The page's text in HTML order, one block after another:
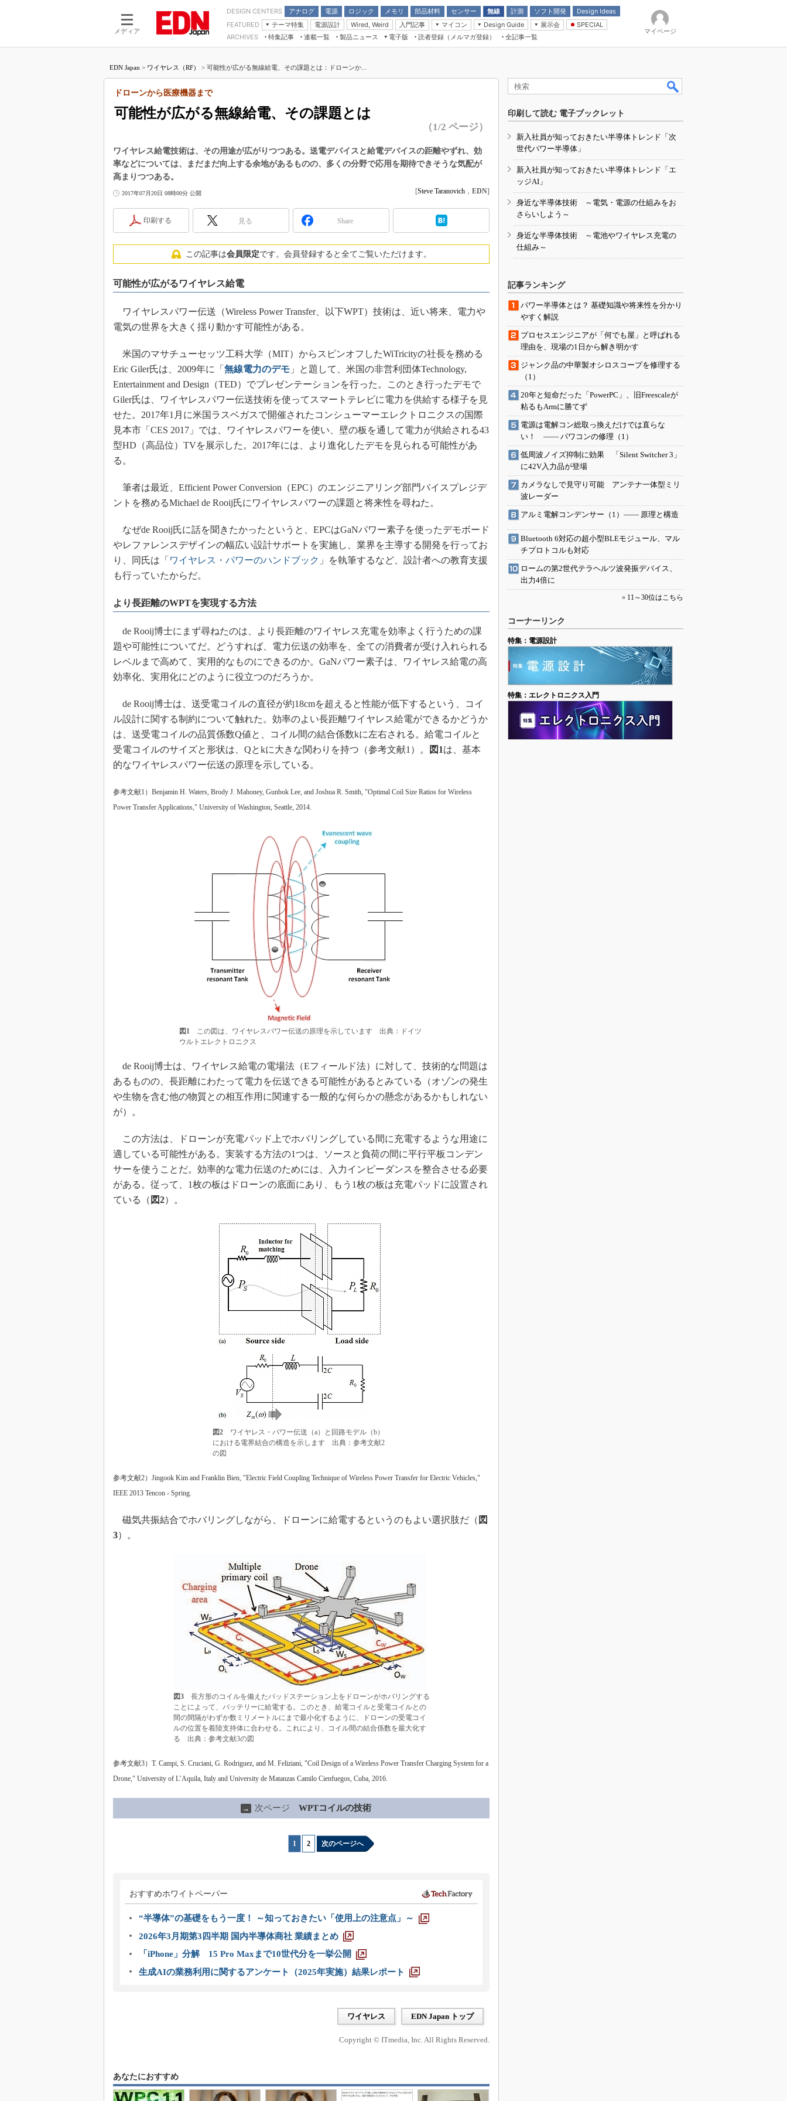
メディア
DESIGN CENTERS アナログ
電源
モーター
ロジック
LSI
メモリ
部品材料
受動部品
センサー 無線 計測 ソフト開発
Design Ideas
アナログ機能回路
計測とテスト
FEATURED
テーマ特集
つながるクルマ
エレクトロニクス入門
医療エレ（EE Times Japan）
製品解剖（EE Times Japan）
電源設計 Wired, Weird
入門記事
モーター入門
マイコン
マイコン講座
Design Guide
計測機器
展示会
CEATEC
組込み/エッジコンピューティング展
AUTOMOTIVE WORLD
SPECIAL
Microchip情報
ARCHIVES 特集記事
連載一覧
マイクロプロセッサ懐古録
中堅技術者に贈る電子部品“徹底”活
用講座
たった2つの式で始めるDC/DCコン
バーターの設計
Wired, Weird
Q&Aで学ぶマイコン講座
記録計／データロガーの基礎知識
アナログ設計のきほん／ADCとノイ
ズ編
座
「SPICEの仕組みとその活用設計」
最新記事一覧
計測器メーカーから見た5G
USB Type-Cの登場で評価試験はど
う変わる？
IoT時代の無線規格を知る【Thread
編】
IoT時代の無線規格を知る【Z-Wave
編】
製品ニュース
電子版
電子ブックレット
読者登録（メルマガ登録） 全記事一覧
マイページ
EDN Japan > ワイヤレス（RF） > 可能性が広がる無線給電、その課題とは：ドローンか...
可能性が広がる無線給電、その課題とは
ドローンから医療機器まで
（1/2 ページ）
ワイヤレス給電技術は、その用途が広がりつつある。送電デバイスと給電デバイスの距離やずれ、効
率などについては、まだまだ向上する余地があるものの、多くの分野で応用を期待できそうな気配が
高まりつつある。
2017年07月20日 08時00分 公開 [Steve Taranovich ， EDN]
印刷する 見る Share
この記事は会員限定です。会員登録すると全てご覧いただけます。
可能性が広がるワイヤレス給電
ワイヤレスパワー伝送（Wireless Power Transfer、以下WPT）技術は、近い将来、電力や
電気の世界を大きく揺り動かす可能性がある。
米国のマサチューセッツ工科大学（MIT）からスピンオフしたWiTricityの社長を務める
Eric Giler氏は、2009年に「 無線電力のデモ 」と題して、米国の非営利団体Technology,
Entertainment and Design（TED）でプレゼンテーションを行った。このとき行ったデモで
Giler氏は、ワイヤレスパワー伝送技術を使ってスマートテレビに電力を供給する様子を見
せた。2017年1月に米国ラスベガスで開催されたコンシューマーエレクトロニクスの国際
見本市「CES 2017」では、ワイヤレスパワーを使い、壁の板を通して電力が供給される43
型HD（高品位）TVを展示した。2017年には、より進化したデモを見られる可能性があ
る。
筆者は最近、Efficient Power Conversion（EPC）のエンジニアリング部門バイスプレジデ
ントを務めるMichael de Rooij氏にワイヤレスパワーの課題と将来性を尋ねた。
なぜde Rooij氏に話を聞きたかったというと、EPCはGaNパワー素子を使ったデモボード
やレファレンスデザインの幅広い設計サポートを実施し、業界を主導する開発を行ってお
り、同氏は「 ワイヤレス・パワーのハンドブック 」を執筆するなど、設計者への教育支援
も行っていたからだ。
より長距離のWPTを実現する方法
de Rooij博士にまず尋ねたのは、より長距離のワイヤレス充電を効率よく行うための課
題や可能性についてだ。どうすれば、電力伝送の効率を、全ての消費者が受け入れられる
レベルまで高めて、実用的なものにできるのか。GaNパワー素子は、ワイヤレス給電の高
効率化、実用化にどのように役立つのだろうか。
de Rooij博士は、送受電コイルの直径が約18cmを超えると性能が低下するという、コイ
ル設計に関する制約について触れた。効率のよい長距離ワイヤレス給電ができるかどうか
は、送受電コイルの品質係数Q値と、コイル間の結合係数kに左右される。給電コイルと
受電コイルのサイズと形状は、Qとkに大きな関わりを持つ（参考文献1）。
図1は、基本
的なワイヤレスパワー伝送の原理を示している。
参考文献1）Benjamin H. Waters, Brody J. Mahoney, Gunbok Lee, and Joshua R. Smith, "Optimal Coil Size Ratios for Wireless
Power Transfer Applications," University of Washington, Seattle, 2014.
図1 この図は、ワイヤレスパワー伝送の原理を示しています 出典：ドイツ
ウルトエレクトロニクス
de Rooij博士は、ワイヤレス給電の電場法（Eフィールド法）に対して、技術的な問題は
あるものの、長距離にわたって電力を伝送できる可能性があるとみている（オゾンの発生
や生物を含む他の物質との相互作用に関連する一般的な何らかの懸念があるかもしれない
が）。
この方法は、ドローンが充電パッド上でホバリングしている間に充電するような用途に
適している可能性がある。実装する方法の1つは、ソースと負荷の間に平行平板コンデン
サーを使うことだ。効率的な電力伝送のためには、入力インピーダンスを整合させる必要
がある。従って、1枚の板はドローンの底面にあり、もう1枚の板は充電パッドに設置され
ている（ 図2）。
図2ワイヤレス・パワー伝送（a）と回路モデル（b）
における電界結合の構造を示します 出典：参考文献2
の図
参考文献2）Jingook Kim and Franklin Bien, "Electric Field Coupling Technique of Wireless Power Transfer for Electric Vehicles,"
IEEE 2013 Tencon - Spring.
磁気共振結合でホバリングしながら、ドローンに給電するというのもよい選択肢だ（ 図
3）。
図3長方形のコイルを備えたパッドステーション上をドローンがホバリングする
ことによって、バッテリーに給電する。このとき、給電コイルと受電コイルとの
間の間隔がわずか数ミリメートルにまで最小化するように、ドローンの受電コイ
ルの位置を着陸支持体に合わせる。これにより、コイル間の結合係数を最大化す
る 出典：参考文献3の図
参考文献3）T. Campi, S. Cruciani, G. Rodriguez, and M. Feliziani, "Coil Design of a Wireless Power Transfer Charging System for a
Drone," University of L’Aquila, Italy and University de Matanzas Camilo Cienfuegos, Cuba, 2016.
→ 次ページ WPTコイルの技術
1 2 次のページへ
おすすめホワイトペーパー
“半導体”の基礎をもう一度！ ～知っておきたい「使用上の注意点」～
2026年3月期第3四半期 国内半導体商社 業績まとめ
「iPhone」分解 15 Pro Maxまで10世代分を一挙公開
生成AIの業務利用に関するアンケート（2025年実施）結果レポート
ワイヤレス EDN Japan トップ
Copyright © ITmedia, Inc. All Rights Reserved.
あなたにおすすめ
印刷して読む 電子ブックレット
新入社員が知っておきたい半導体トレンド「次
世代パワー半導体」
新入社員が知っておきたい半導体トレンド「エ
ッジAI」
身近な半導体技術 ～電気・電源の仕組みをお
さらいしよう～
身近な半導体技術 ～電池やワイヤレス充電の
仕組み～
記事ランキング
パワー半導体とは？ 基礎知識や将来性を分かり
やすく解説
プロセスエンジニアが「何でも屋」と呼ばれる
理由を、現場の1日から解き明かす
ジャンク品の中華製オシロスコープを修理する
（1）
20年と短命だった「PowerPC」、旧Freescaleが
粘るもArmに勝てず
電源は電解コン総取っ換えだけでは直らな
い！ ―― パワコンの修理（1）
低周波ノイズ抑制に効果 「Silent Switcher 3」
に42V入力品が登場
カメラなしで見守り可能 アンテナ一体型ミリ
波レーダー
アルミ電解コンデンサー（1）―― 原理と構造
Bluetooth 6対応の超小型BLEモジュール、マル
チプロトコルも対応
ロームの第2世代テラヘルツ波発振デバイス、
出力4倍に
» 11～30位はこちら
コーナーリンク
特集：電源設計
特集：エレクトロニクス入門